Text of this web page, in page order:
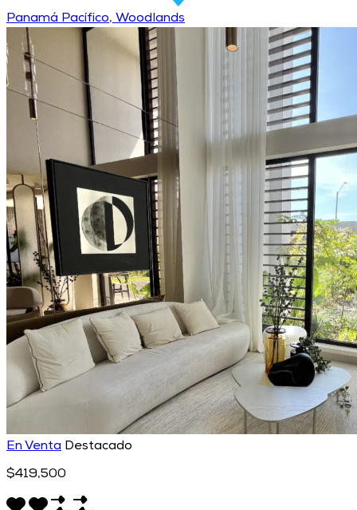
Panamá Pacífico, Woodlands
En Venta Destacado
$419,500